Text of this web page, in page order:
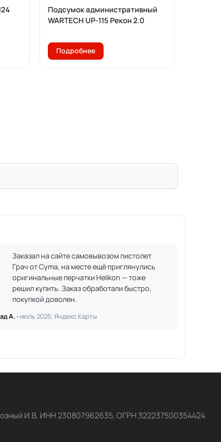
Подсумок административный
WARTECH UP-115 Рекон 2.0
Подробнее
Заказал на сайте самовывозом пистолет
Грач от Cyma, на месте ещё приглянулись
оригинальные перчатки Helikon — тоже
решил купить. Заказ обработали быстро,
покупкой доволен.
А. · июль 2025, Яндекс.Карты
И.В. ИНН 230807962635, ОГРН 322237500354424